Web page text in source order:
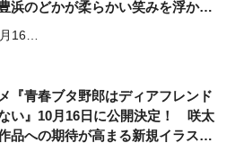
のどかが柔らかい笑みを浮かべ
ルに
16…
『青春ブタ野郎はディアフレンド
い』10月16日に公開決定！ 咲太
品への期待が高まる新規イラスト